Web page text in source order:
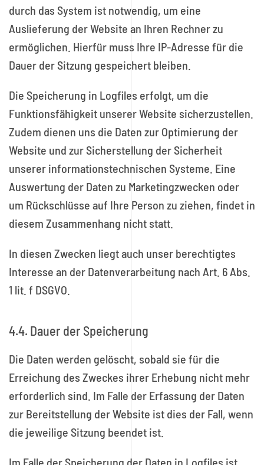
durch das System ist notwendig, um eine
Auslieferung der Website an Ihren Rechner zu
ermöglichen. Hierfür muss Ihre IP-Adresse für die
Dauer der Sitzung gespeichert bleiben.
Die Speicherung in Logfiles erfolgt, um die
Funktionsfähigkeit unserer Website sicherzustellen.
Zudem dienen uns die Daten zur Optimierung der
Website und zur Sicherstellung der Sicherheit
unserer informationstechnischen Systeme. Eine
Auswertung der Daten zu Marketingzwecken oder
um Rückschlüsse auf Ihre Person zu ziehen, findet in
diesem Zusammenhang nicht statt.
In diesen Zwecken liegt auch unser berechtigtes
Interesse an der Datenverarbeitung nach Art. 6 Abs.
1 lit. f DSGVO.
4.4. Dauer der Speicherung
Die Daten werden gelöscht, sobald sie für die
Erreichung des Zweckes ihrer Erhebung nicht mehr
erforderlich sind. Im Falle der Erfassung der Daten
zur Bereitstellung der Website ist dies der Fall, wenn
die jeweilige Sitzung beendet ist.
Im Falle der Speicherung der Daten in Logfiles ist